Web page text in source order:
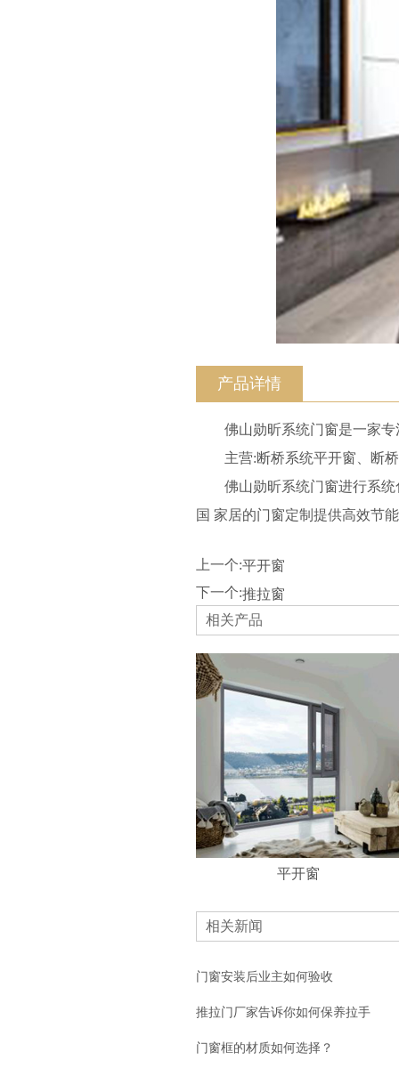
产品详情
佛山勋昕系统门窗是一家
主营:断桥系统平开窗、断
佛山勋昕系统门窗进行系
国 家居的门窗定制提供高效节
上一个:平开窗
下一个:推拉窗
相关产品
平开窗
相关新闻
门窗安装后业主如何验收
推拉门厂家告诉你如何保养拉手
门窗框的材质如何选择？